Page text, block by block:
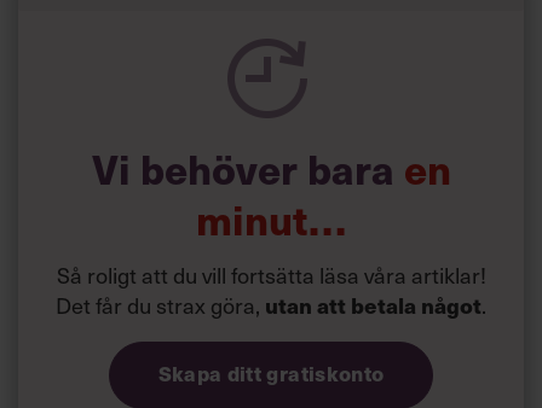
försök att förändra livsstilsvanor.
Vi behöver bara en
minut…
Så roligt att du vill fortsätta läsa våra artiklar!
Det får du strax göra, utan att betala något.
Skapa ditt gratiskonto